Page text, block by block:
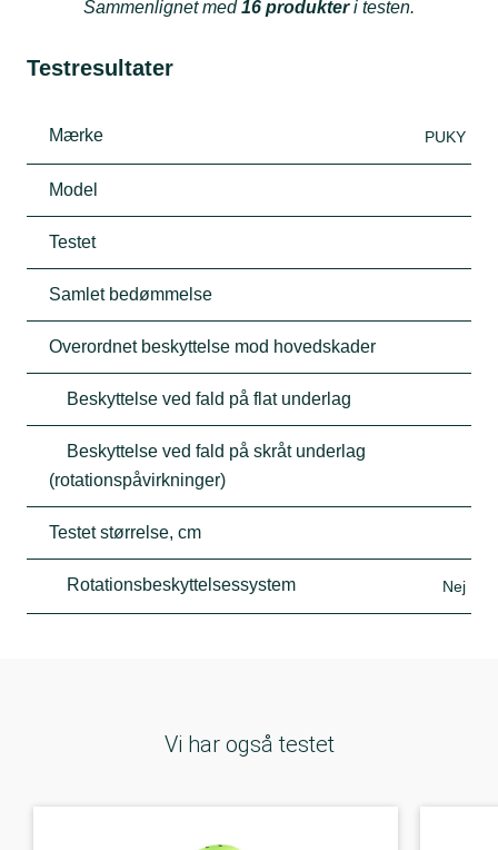
Sammenlignet med16 produkteri testen.
Testresultater
Mærke PUKY
Model
Testet
Samlet bedømmelse
Overordnet beskyttelse mod hovedskader
Beskyttelse ved fald på flat underlag
Beskyttelse ved fald på skråt underlag
(rotationspåvirkninger)
Testet størrelse, cm
Rotationsbeskyttelsessystem Nej
Vi har også testet